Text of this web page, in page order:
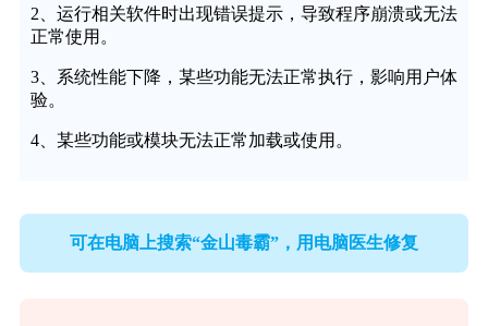
2、运行相关软件时出现错误提示，导致程序崩溃或无法
正常使用。
3、系统性能下降，某些功能无法正常执行，影响用户体
验。
4、某些功能或模块无法正常加载或使用。
可在电脑上搜索“金山毒霸”，用电脑医生修复